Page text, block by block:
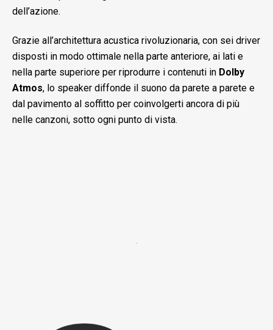
dell’azione.
Grazie all’architettura acustica rivoluzionaria, con sei driver
disposti in modo ottimale nella parte anteriore, ai lati e
nella parte superiore per riprodurre i contenuti in Dolby
Atmos, lo speaker diffonde il suono da parete a parete e
dal pavimento al soffitto per coinvolgerti ancora di più
nelle canzoni, sotto ogni punto di vista.